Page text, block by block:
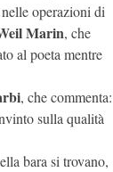
operazioni di
Marin, che
al poeta mentre
, che commenta:
sulla qualità
bara si trovano,